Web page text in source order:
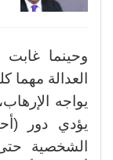
وحينما
العدالة مهما
يواجه
يؤدي دور
الشخصية